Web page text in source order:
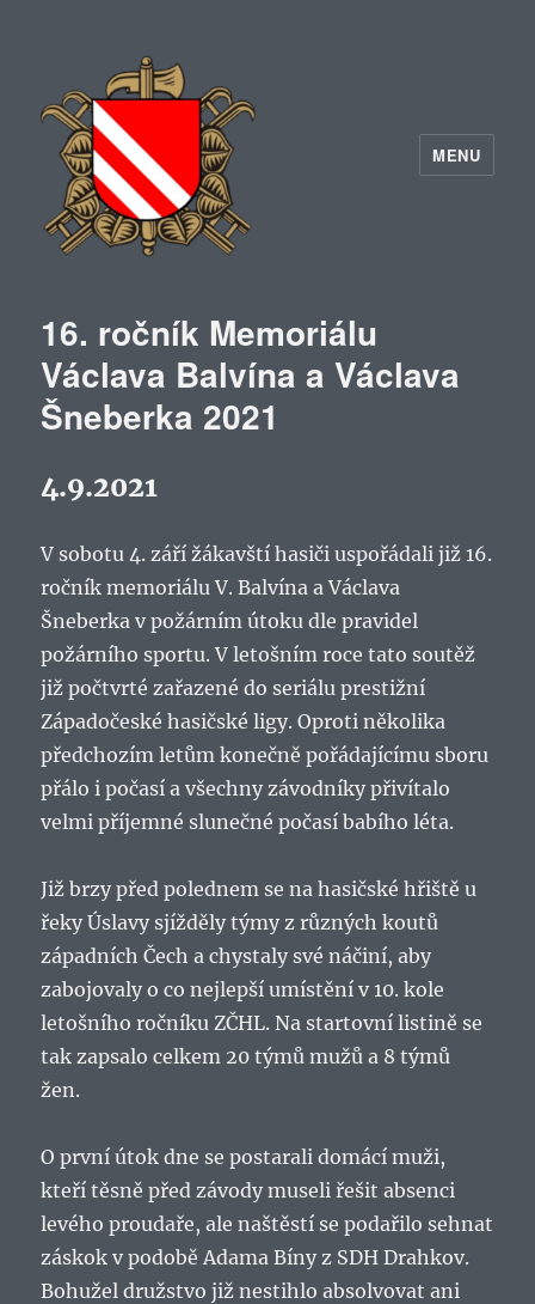
MENU
16. ročník Memoriálu
Václava Balvína a Václava
Šneberka 2021
4.9.2021
V sobotu 4. září žákavští hasiči uspořádali již 16.
ročník memoriálu V. Balvína a Václava
Šneberka v požárním útoku dle pravidel
požárního sportu. V letošním roce tato soutěž
již počtvrté zařazené do seriálu prestižní
Západočeské hasičské ligy. Oproti několika
předchozím letům konečně pořádajícímu sboru
přálo i počasí a všechny závodníky přivítalo
velmi příjemné slunečné počasí babího léta.
Již brzy před polednem se na hasičské hřiště u
řeky Úslavy sjížděly týmy z různých koutů
západních Čech a chystaly své náčiní, aby
zabojovaly o co nejlepší umístění v 10. kole
letošního ročníku ZČHL. Na startovní listině se
tak zapsalo celkem 20 týmů mužů a 8 týmů
žen.
O první útok dne se postarali domácí muži,
kteří těsně před závody museli řešit absenci
levého proudaře, ale naštěstí se podařilo sehnat
záskok v podobě Adama Bíny z SDH Drahkov.
Bohužel družstvo již nestihlo absolvovat ani